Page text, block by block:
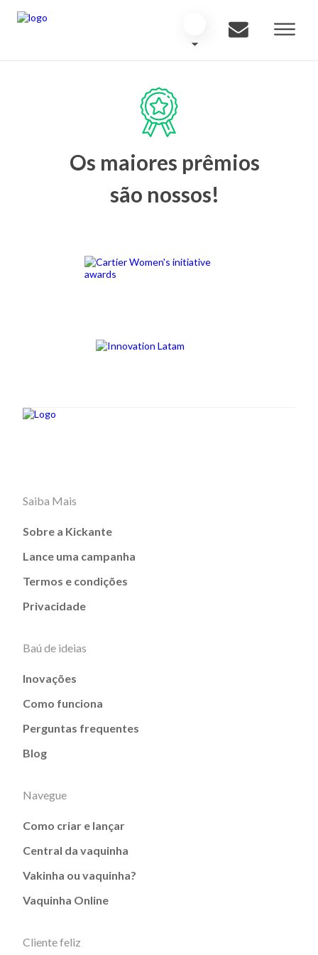
Os maiores prêmios
são nossos!
Saiba Mais
Sobre a Kickante
Lance uma campanha
Termos e condições
Privacidade
Baú de ideias
Inovações
Como funciona
Perguntas frequentes
Blog
Navegue
Como criar e lançar
Central da vaquinha
Vakinha ou vaquinha?
Vaquinha Online
Cliente feliz